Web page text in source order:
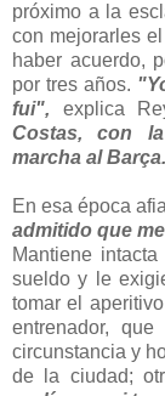
próximo a la
con mejorarles
haber acuerdo,
por tres años.
fui", explica
Costas, con
marcha al
En esa época
admitido que
Mantiene
sueldo y le
tomar el
entrenador,
circunstancia y
de la ciudad;